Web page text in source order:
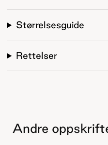
Størrelsesguide
Rettelser
Andre